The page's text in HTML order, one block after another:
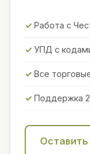
Работа с
УПД с
Все
Поддержка
Оставить